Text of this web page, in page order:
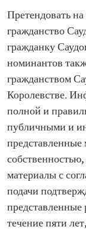
Претендовать
гражданство
гражданку
номинантов
гражданством
Королевстве.
полной и
публичными и
представленные
собственностью,
материалы с
подачи
течение пяти